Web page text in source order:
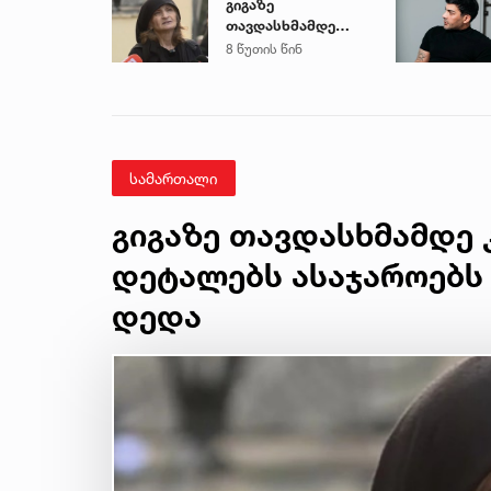
გიგაზე
თავდასხმამდე
კონსულტაცია
8 წუთის წინ
სამართალი
გიგაზე თავდასხმამდე
დეტალებს
დედა